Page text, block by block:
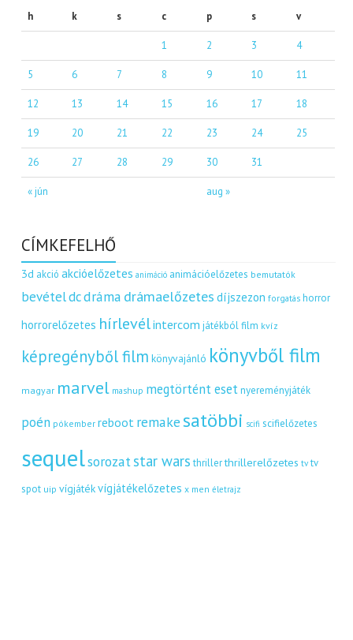
h
k s c p s v
« jún aug »
1 2 3 4
5 6 7 8 9 10 11
12 13 14 15 16 17 18
19 20 21 22 23 24 25
26 27 28 29 30 31
CÍMKEFELHŐ
3d akció akcióelőzetes animáció animációelőzetes bemutatók
bevételdcdráma drámaelőzetes díjszezon forgatás horror
horrorelőzetes hírlevélintercom játékból film kvíz
képregényből film könyvajánló könyvből film
magyar marvel mashup megtörtént eset nyereményjáték
poén pókember reboot remakesatöbbi scifi scifielőzetes
sequelsorozat star wars thriller thrillerelőzetes tv tv
spot uip vígjátékvígjátékelőzetes x men életrajz